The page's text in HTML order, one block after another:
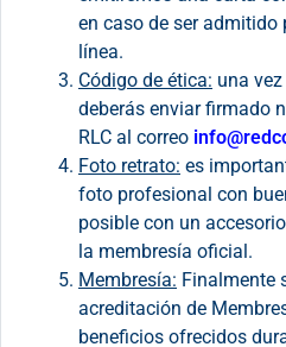
en caso de ser admitido
línea.
Código de ética: una
deberás enviar firmado
RLC al correo
Foto retrato: es
foto profesional con
posible con un
la membresía oficial.
Membresía: Finalmente
acreditación de
beneficios ofrecidos